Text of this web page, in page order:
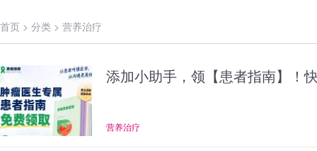
首页 > 分类 > 营养治疗
添加小助手，领【患者指南】！
营养治疗